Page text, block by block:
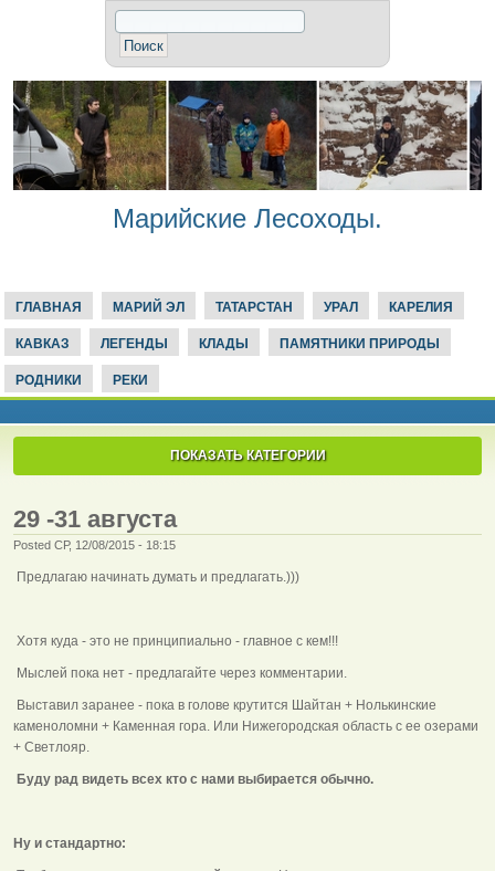
Марийские Лесоходы.
ГЛАВНАЯ МАРИЙ ЭЛ ТАТАРСТАН УРАЛ КАРЕЛИЯ
КАВКАЗ ЛЕГЕНДЫ КЛАДЫ ПАМЯТНИКИ ПРИРОДЫ
РОДНИКИ РЕКИ
ПОКАЗАТЬ КАТЕГОРИИ
29 -31 августа
Posted СР, 12/08/2015 - 18:15
Предлагаю начинать думать и предлагать.)))
Хотя куда - это не принципиально - главное с кем!!!
Мыслей пока нет - предлагайте через комментарии.
Выставил заранее - пока в голове крутится Шайтан + Нолькинские
каменоломни + Каменная гора. Или Нижегородская область с ее озерами
+ Светлояр.
Буду рад видеть всех кто с нами выбирается обычно.
Ну и стандартно: